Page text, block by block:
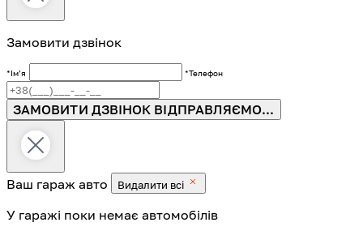
Замовити дзвінок
*Імʼя *Телефон
ЗАМОВИТИ ДЗВІНОК ВІДПРАВЛЯЄМО...
Ваш гараж авто Видалити всі
У гаражі поки немає автомобілів